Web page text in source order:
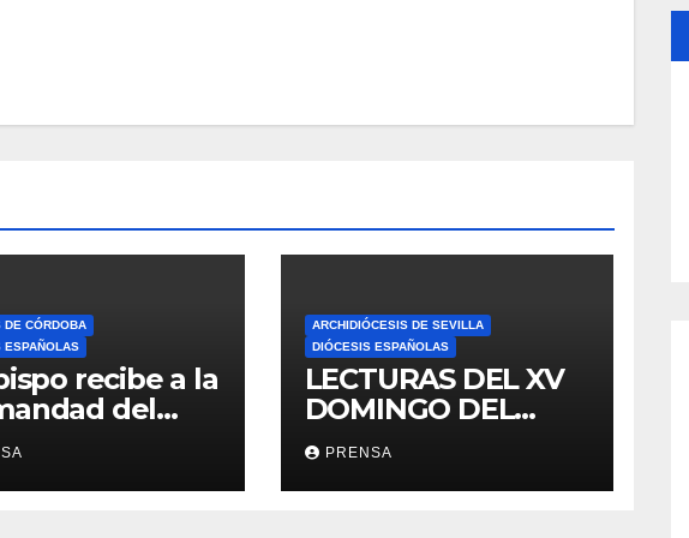
DE CÓRDOBA
ESPAÑOLAS
recibe a la
del
ARCHIDIÓCESIS DE SEVILLA
DIÓCESIS ESPAÑOLAS
LECTURAS DEL XV
DOMINGO DEL
TIEMPO
ORDINARIO (A)
PRENSA